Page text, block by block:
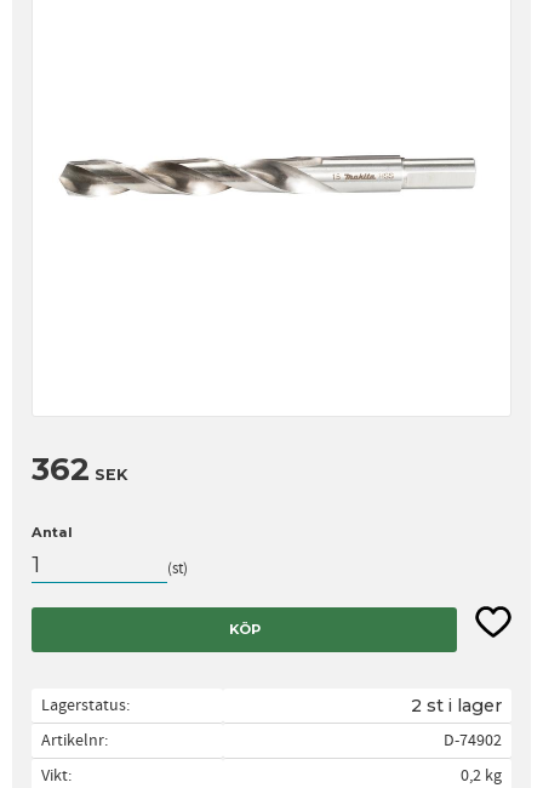
362 SEK
Antal
st
KÖP Lägg
Lagerstatus 2 st i lager
Artikelnr
D-74902
Vikt
0,2 kg